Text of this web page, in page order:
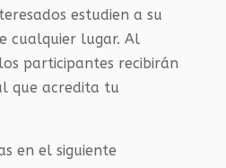
estudien a su
cualquier lugar. Al
participantes recibirán
que acredita tu
en el siguiente